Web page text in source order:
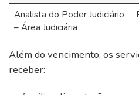
Analista do Poder Judiciário
– Área Judiciária
Além do vencimento, os
receber: